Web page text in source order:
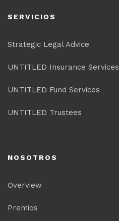
SERVICIOS
Strategic Legal Advice
UNTITLED Insurance Services
UNTITLED Fund Services
UNTITLED Trustees
NOSOTROS
Overview
Premios